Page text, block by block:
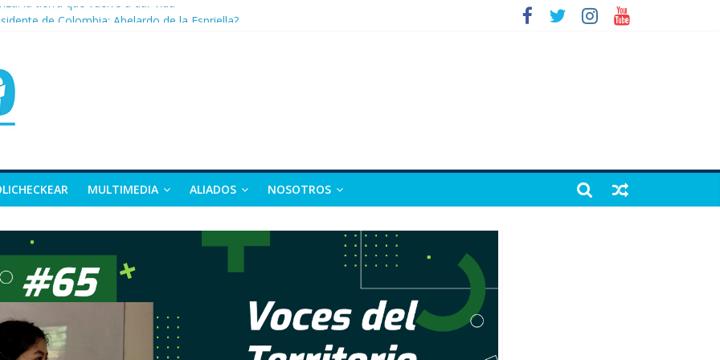
la tierra que vuelve a dar vida
exvicepresidente y figura clave de la política colombiana
y Nariño deja 21 muertos y más de 50 heridos
MULTIMEDIA ALIADOS NOSOTROS